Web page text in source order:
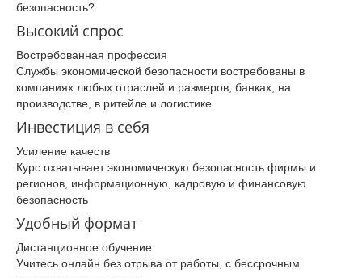
безопасность­?
Высокий спрос
Востребованная профессия
Службы экономической безопасности востребованы в
компаниях любых отраслей и размеров, банках, на
производстве, в ритейле и логистике
Инвестиция в себя
Усиление качеств
Курс охватывает экономическую безопасность фирмы и
регионов, информационную, кадровую и финансовую
безопасность
Удобный формат
Дистанционное обучение
Учитесь онлайн без отрыва от работы, с бессрочным